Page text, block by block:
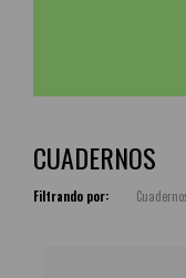
CUADERNOS
Filtrando por: